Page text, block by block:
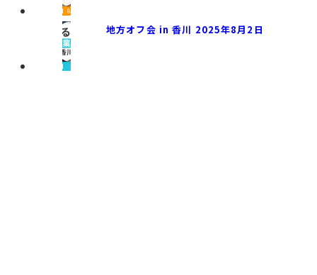
地方オフ会 in 香川 2025年8月2日